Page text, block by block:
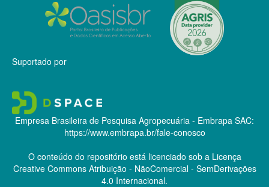
Suportado por
Empresa Brasileira de Pesquisa Agropecuária - Embrapa SAC:
https://www.embrapa.br/fale-conosco
O conteúdo do repositório está licenciado sob a Licença
Creative CommonsAtribuição - NãoComercial - SemDerivações
4.0 Internacional.